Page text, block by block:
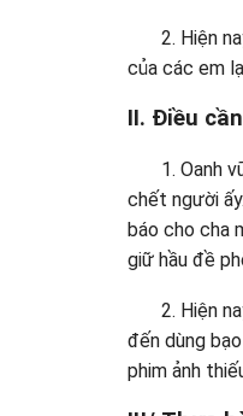
2. Hiện
của các em
II. Điều
1. Oanh
chết người
báo cho cha
giữ hầu đề
2. Hiện
đến dùng
phim ảnh